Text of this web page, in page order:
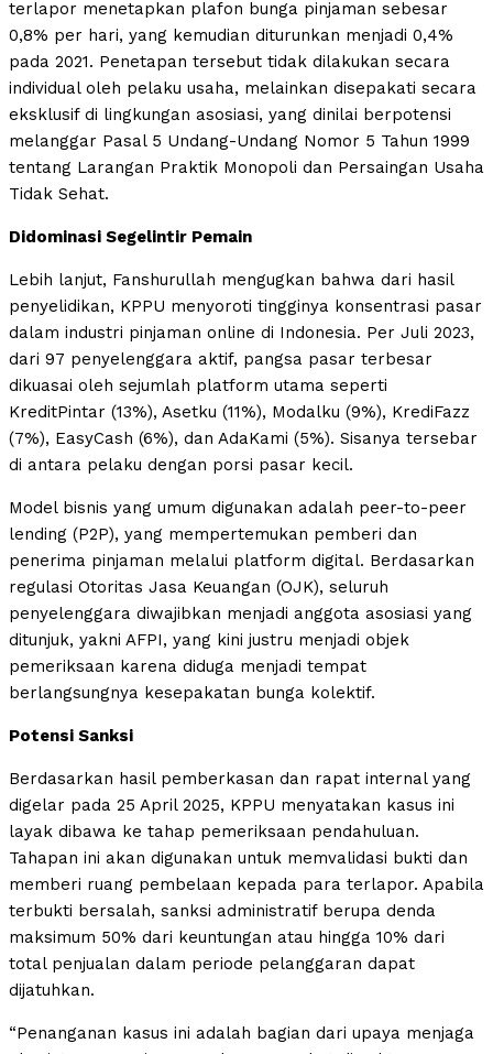
terlapor menetapkan plafon bunga pinjaman sebesar
0,8% per hari, yang kemudian diturunkan menjadi 0,4%
pada 2021. Penetapan tersebut tidak dilakukan secara
individual oleh pelaku usaha, melainkan disepakati secara
eksklusif di lingkungan asosiasi, yang dinilai berpotensi
melanggar Pasal 5 Undang-Undang Nomor 5 Tahun 1999
tentang Larangan Praktik Monopoli dan Persaingan Usaha
Tidak Sehat.
Didominasi Segelintir Pemain
Lebih lanjut, Fanshurullah mengugkan bahwa dari hasil
penyelidikan, KPPU menyoroti tingginya konsentrasi pasar
dalam industri pinjaman online di Indonesia. Per Juli 2023,
dari 97 penyelenggara aktif, pangsa pasar terbesar
dikuasai oleh sejumlah platform utama seperti
KreditPintar (13%), Asetku (11%), Modalku (9%), KrediFazz
(7%), EasyCash (6%), dan AdaKami (5%). Sisanya tersebar
di antara pelaku dengan porsi pasar kecil.
Model bisnis yang umum digunakan adalah peer-to-peer
lending (P2P), yang mempertemukan pemberi dan
penerima pinjaman melalui platform digital. Berdasarkan
regulasi Otoritas Jasa Keuangan (OJK), seluruh
penyelenggara diwajibkan menjadi anggota asosiasi yang
ditunjuk, yakni AFPI, yang kini justru menjadi objek
pemeriksaan karena diduga menjadi tempat
berlangsungnya kesepakatan bunga kolektif.
Potensi Sanksi
Berdasarkan hasil pemberkasan dan rapat internal yang
digelar pada 25 April 2025, KPPU menyatakan kasus ini
layak dibawa ke tahap pemeriksaan pendahuluan.
Tahapan ini akan digunakan untuk memvalidasi bukti dan
memberi ruang pembelaan kepada para terlapor. Apabila
terbukti bersalah, sanksi administratif berupa denda
maksimum 50% dari keuntungan atau hingga 10% dari
total penjualan dalam periode pelanggaran dapat
dijatuhkan.
“Penanganan kasus ini adalah bagian dari upaya menjaga